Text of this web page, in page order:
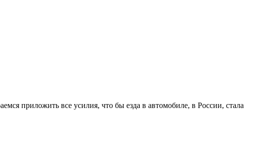
приложить все усилия, что бы езда в автомобиле, в России, стала